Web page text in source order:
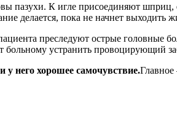
пазухи. К игле присоединяют
делается, пока не начнет выходить
преследуют острые головные
устранить провоцирующий
у него хорошее самочувствие.Главное